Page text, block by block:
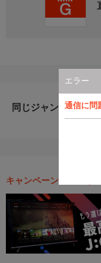
エラー
通信に問
同じジャンルのおす
キャンペーン・お得な情